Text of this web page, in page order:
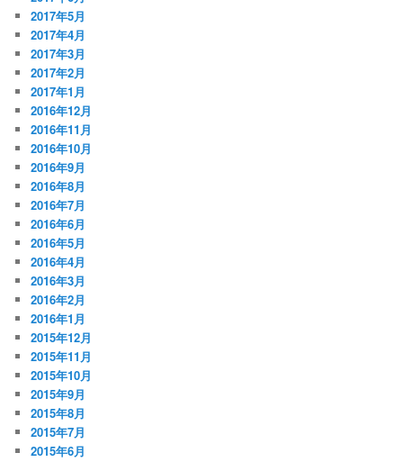
2017年5月
2017年4月
2017年3月
2017年2月
2017年1月
2016年12月
2016年11月
2016年10月
2016年9月
2016年8月
2016年7月
2016年6月
2016年5月
2016年4月
2016年3月
2016年2月
2016年1月
2015年12月
2015年11月
2015年10月
2015年9月
2015年8月
2015年7月
2015年6月